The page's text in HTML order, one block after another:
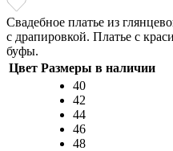
Свадебное платье из
с драпировкой. Платье с
буфы.
Цвет Размеры в наличии
40
42
44
46
48